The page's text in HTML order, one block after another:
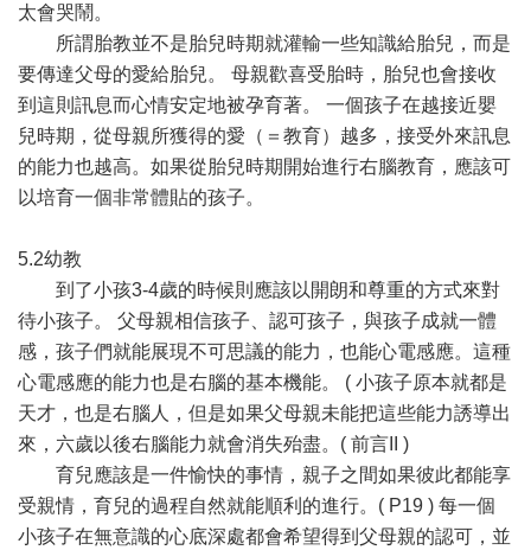
太會哭鬧。
所謂胎教並不是胎兒時期就灌輸一些知識給胎兒，而是
要傳達父母的愛給胎兒。 母親歡喜受胎時，胎兒也會接收
到這則訊息而心情安定地被孕育著。 一個孩子在越接近嬰
兒時期，從母親所獲得的愛（＝教育）越多，接受外來訊息
的能力也越高。如果從胎兒時期開始進行右腦教育，應該可
以培育一個非常體貼的孩子。
5.2幼教
到了小孩3-4歲的時候則應該以開朗和尊重的方式來對
待小孩子。 父母親相信孩子、認可孩子，與孩子成就一體
感，孩子們就能展現不可思議的能力，也能心電感應。這種
心電感應的能力也是右腦的基本機能。 ( 小孩子原本就都是
天才，也是右腦人，但是如果父母親未能把這些能力誘導出
來，六歲以後右腦能力就會消失殆盡。( 前言II )
育兒應該是一件愉快的事情，親子之間如果彼此都能享
受親情，育兒的過程自然就能順利的進行。( P19 ) 每一個
小孩子在無意識的心底深處都會希望得到父母親的認可，並